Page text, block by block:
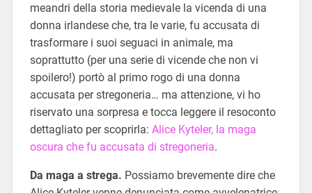
meandri della storia medievale la vicenda di una
donna irlandese che, tra le varie, fu accusata di
trasformare i suoi seguaci in animale, ma
soprattutto (per una serie di vicende che non vi
spoilero!) portò al primo rogo di una donna
accusata per stregoneria… ma attenzione, vi ho
riservato una sorpresa e tocca leggere il resoconto
dettagliato per scoprirla: Alice Kyteler, la maga
oscura che fu accusata di stregoneria.
Da maga a strega. Possiamo brevemente dire che